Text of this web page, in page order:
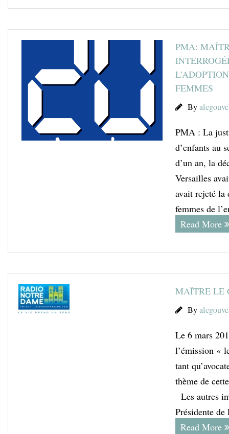
PMA:
FEMMES
By
PMA : La
d’enfants au
d’un an, la
Versailles
avait rejeté la
femmes de
Read More
MAÎTRE LE
By
Le 6 mars
l’émission «
tant
thème de
Les autres
Présidente
Read More